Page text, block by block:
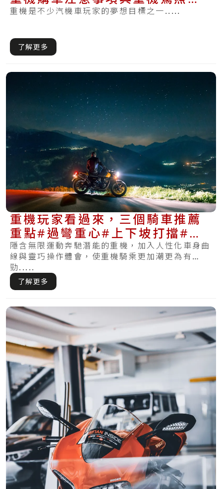
考眉角
重機是不少汽機車玩家的夢想目標之一.....
了解更多
重機玩家看過來，三個騎車推薦
重點#過彎重心#上下坡打擋#不
傷車退檔補油
隱含無限運動奔馳潛能的重機，加入人性化車身曲
線與靈巧操作體會，使重機騎乘更加潮更為有
勁.....
了解更多